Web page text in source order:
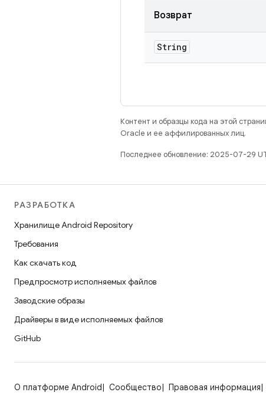
Возврат
String
Контент и образцы кода на этой
Oracle и ее аффилированных лиц.
Последнее обновление: 2025-07-29
РАЗРАБОТКА
Хранилище Android Repository
Требования
Как скачать код
Предпросмотр исполняемых файлов
Заводские образы
Драйверы в виде исполняемых файлов
GitHub
О платформе Android Сообщество Правовая информация